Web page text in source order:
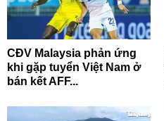
CĐV Malaysia phản ứng
khi gặp tuyển Việt Nam ở
bán kết AFF...